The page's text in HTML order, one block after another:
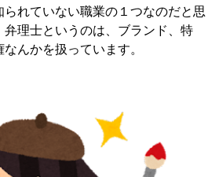
れていない職業の１つなのだと思
弁理士というのは、ブランド、特
んかを扱っています。